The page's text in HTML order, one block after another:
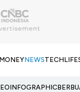
NEWSTECH
INFOGRAPHIC